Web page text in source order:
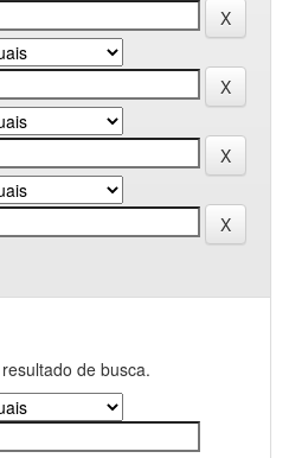
de busca.